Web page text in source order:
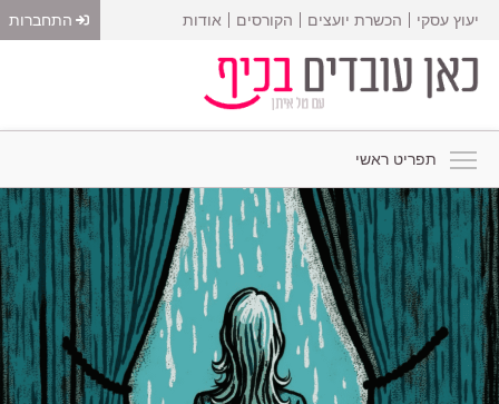
יעוץ עסקי הכשרת יועצים הקורסים אודות התחברות
תפריט ראשי